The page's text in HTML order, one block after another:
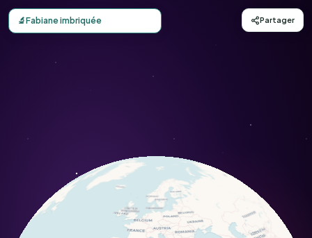
Carte d'observation du Fabiane imbriquée (Fabiana
🔬Fabiane imbriquée Partager